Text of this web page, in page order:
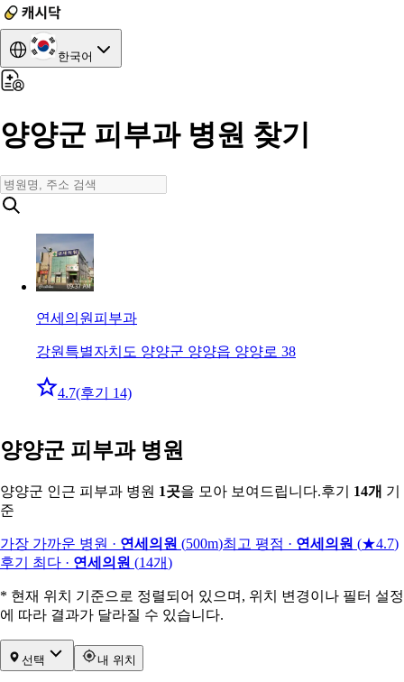
한국어
양양군 피부과 병원 찾기
연세의원 피부과
강원특별자치도 양양군 양양읍 양양로 38
4.7(후기 14)
양양군 피부과 병원
양양군 인근 피부과 병원 1곳을 모아 보여드립니다.후기 14개 기
준
가장 가까운 병원 · 연세의원 (500m)최고 평점 · 연세의원 (★4.7)
후기 최다 · 연세의원 (14개)
* 현재 위치 기준으로 정렬되어 있으며, 위치 변경이나 필터 설정
에 따라 결과가 달라질 수 있습니다.
선택 내 위치